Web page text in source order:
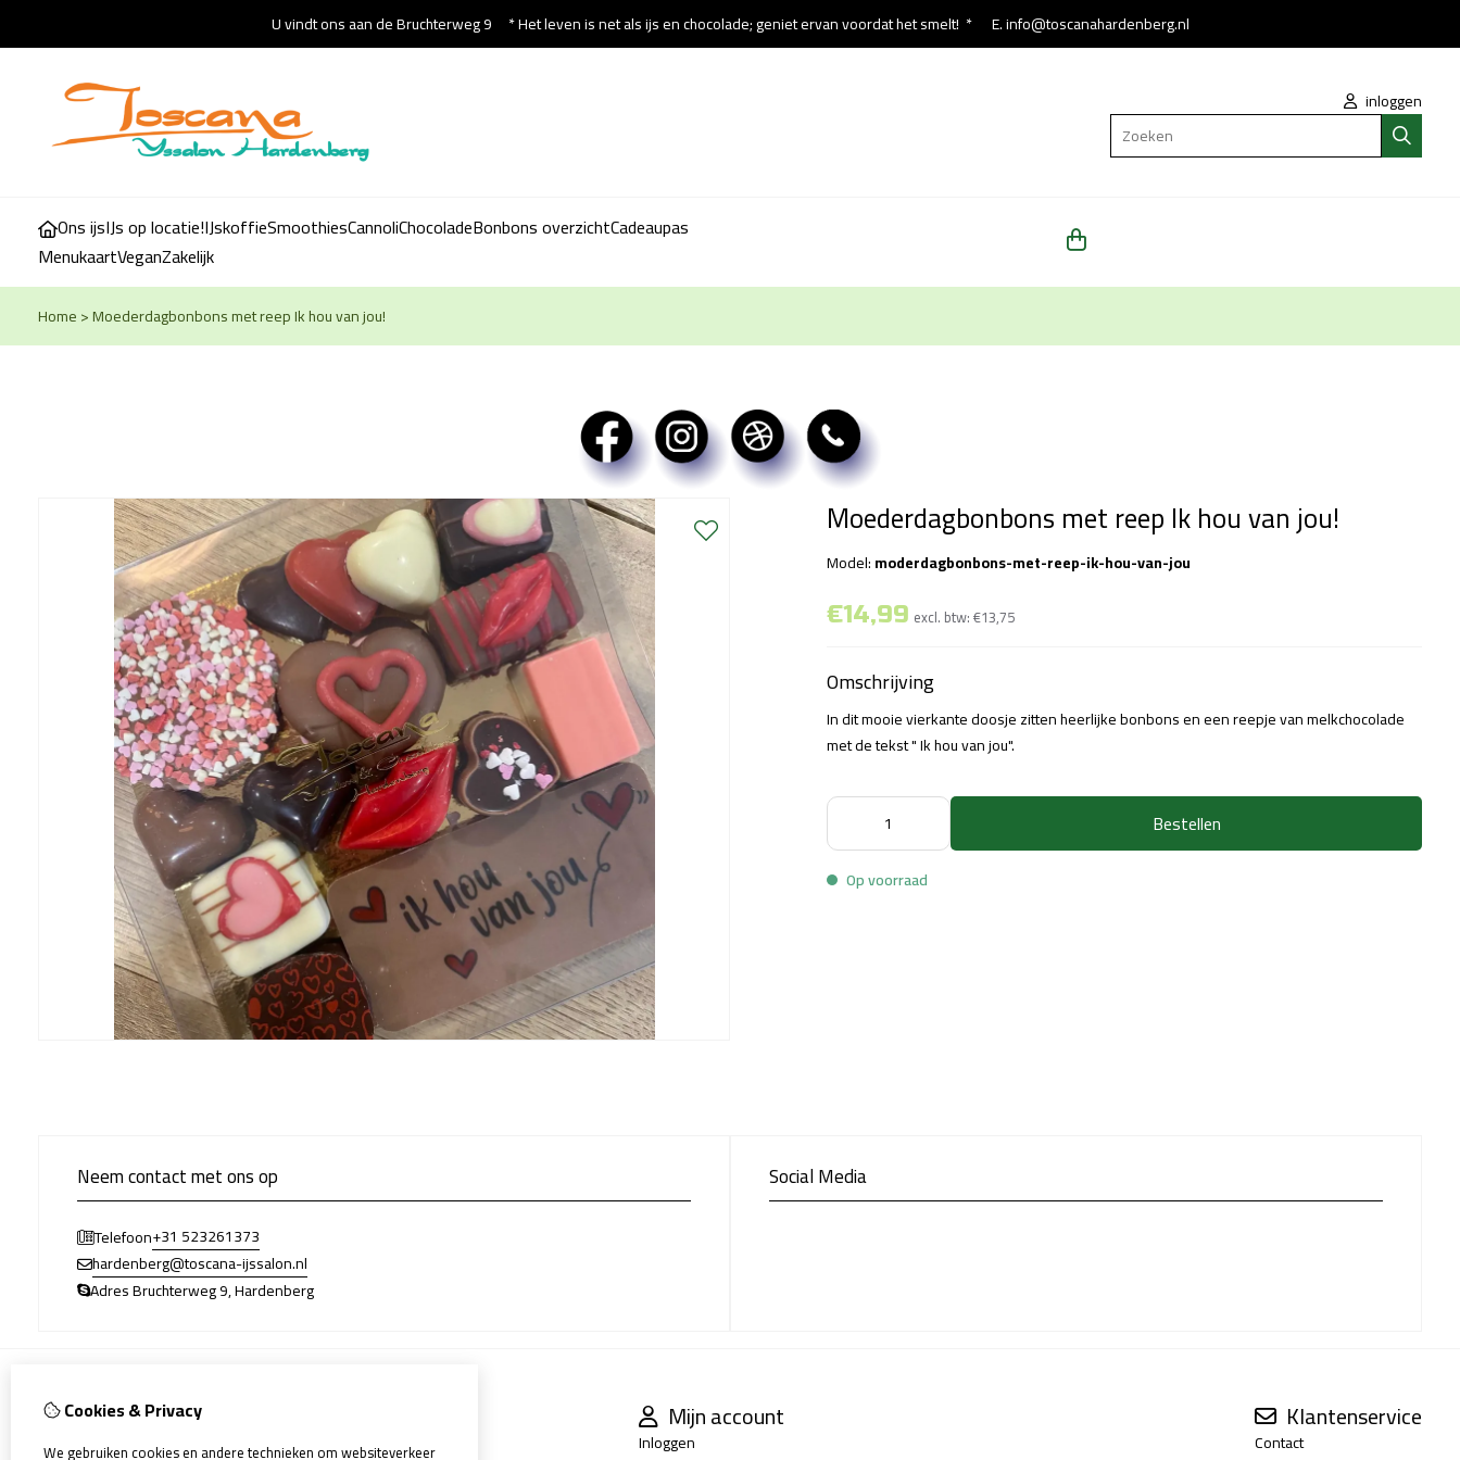
U vindt ons aan de Bruchterweg 9 * Het leven is net als ijs en chocolade; geniet ervan voordat het smelt! * E.info@toscanahardenberg.nl
inloggen
Zoeken
Ons ijsIJs op locatie!IJskoffieSmoothiesCannoliChocoladeBonbons overzichtCadeaupas
MenukaartVeganZakelijk
Home>Moederdagbonbons met reep Ik hou van jou!
Moederdagbonbons met reep Ik hou van jou!
Model:moderdagbonbons-met-reep-ik-hou-van-jou
€14,99 excl. btw:€13,75
Omschrijving
In dit mooie vierkante doosje zitten heerlijke bonbons en een reepje van melkchocolade
met de tekst " Ik hou van jou".
Bestellen
Op voorraad
Neem contact met ons op
Telefoon+31 523261373
hardenberg@toscana-ijssalon.nl
Adres Bruchterweg 9, Hardenberg
Social Media
Informatie
Allergenen
Mijn account
Inloggen
Klantenservice
Contact
Cookies & Privacy
We gebruiken cookies en andere technieken om websiteverkeer